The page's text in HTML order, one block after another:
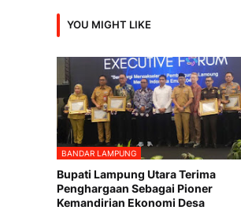
YOU MIGHT LIKE
BANDAR LAMPUNG
Bupati Lampung Utara Terima
Penghargaan Sebagai Pioner
Kemandirian Ekonomi Desa